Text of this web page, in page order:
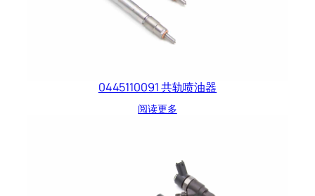
0445110091 共轨喷油器
阅读更多